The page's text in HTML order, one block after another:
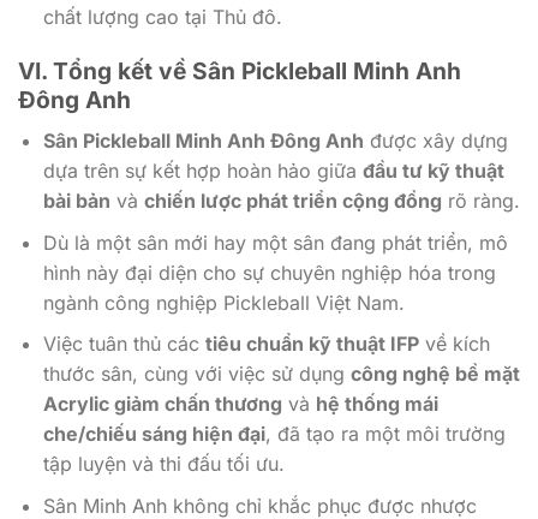
chất lượng cao tại Thủ đô.
VI. Tổng kết về Sân Pickleball Minh Anh
Đông Anh
Sân Pickleball Minh Anh Đông Anh được xây dựng
dựa trên sự kết hợp hoàn hảo giữa đầu tư kỹ thuật
bài bản và chiến lược phát triển cộng đồng rõ ràng.
Dù là một sân mới hay một sân đang phát triển, mô
hình này đại diện cho sự chuyên nghiệp hóa trong
ngành công nghiệp Pickleball Việt Nam.
Việc tuân thủ các tiêu chuẩn kỹ thuật IFPvề kích
thước sân, cùng với việc sử dụng công nghệ bề mặt
Acrylic giảm chấn thương và hệ thống mái
che/chiếu sáng hiện đại, đã tạo ra một môi trường
tập luyện và thi đấu tối ưu.
Sân Minh Anh không chỉ khắc phục được nhược